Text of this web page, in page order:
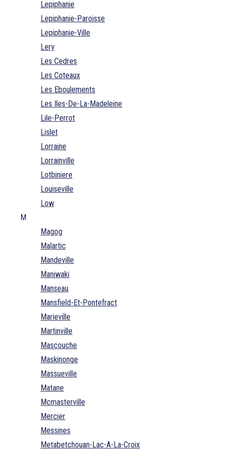
Lepiphanie
Lepiphanie-Paroisse
Lepiphanie-Ville
Lery
Les Cedres
Les Coteaux
Les Eboulements
Les Iles-De-La-Madeleine
Lile-Perrot
Lislet
Lorraine
Lorrainville
Lotbiniere
Louiseville
Low
M
Magog
Malartic
Mandeville
Maniwaki
Manseau
Mansfield-Et-Pontefract
Marieville
Martinville
Mascouche
Maskinonge
Massueville
Matane
Mcmasterville
Mercier
Messines
Metabetchouan-Lac-A-La-Croix